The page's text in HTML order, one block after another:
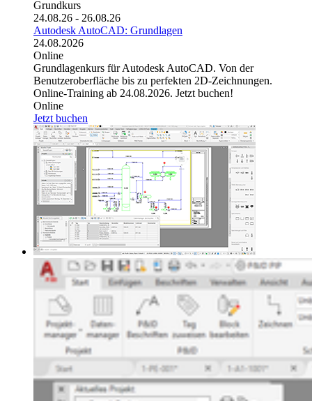
Grundkurs
24.08.26 - 26.08.26
Autodesk AutoCAD: Grundlagen
24.08.2026
Online
Grundlagenkurs für Autodesk AutoCAD. Von der
Benutzeroberfläche bis zu perfekten 2D-Zeichnungen.
Online-Training ab 24.08.2026. Jetzt buchen!
Online
Jetzt buchen